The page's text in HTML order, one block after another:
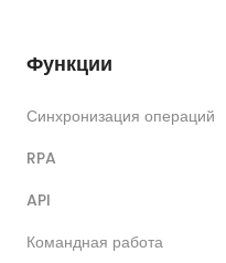
Функции
Синхронизация операций
RPA
API
Командная работа